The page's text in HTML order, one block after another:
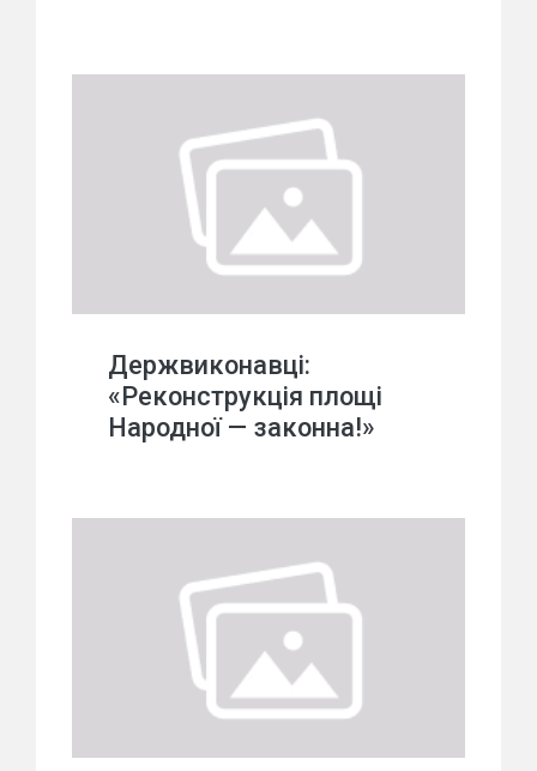
Держвиконавці:
«Реконструкція площі
Народної — законна!»